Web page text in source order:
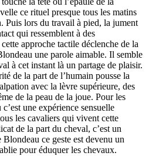
ce rituel presque tous les matins
Puis lors du travail à pied, la jument
qui ressemblent à des
approche tactile déclenche de la
une parole aimable. Il semble
à cet instant là un partage de plaisir.
de la part de l’humain pousse la
avec la lèvre supérieure, des
de la peau de la joue. Pour les
une expérience sensuelle
les cavaliers qui vivent cette
de la part du cheval, c’est un
ce geste est devenu un
pour éduquer les chevaux.